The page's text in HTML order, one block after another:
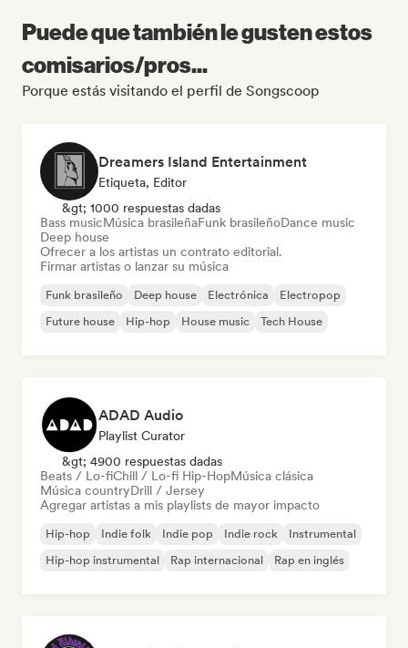
Puede que también le gusten estos
comisarios/pros...
Porque estás visitando el perfil de Songscoop
Dreamers Island Entertainment
Etiqueta, Editor
&gt; 1000 respuestas dadas
Bass musicMúsica brasileñaFunk brasileñoDance music
Deep house
Ofrecer a los artistas un contrato editorial.
Firmar artistas o lanzar su música
Funk brasileño Deep house Electrónica
Electropop
Future house
Hip-hop House music Tech House
ADAD Audio
Playlist Curator
&gt; 4900 respuestas dadas
Beats / Lo-fiChill / Lo-fi Hip-HopMúsica clásica
Música countryDrill / Jersey
Agregar artistas a mis playlists de mayor impacto
Hip-hop Indie folk Indie pop Indie rock
Instrumental
Hip-hop instrumental
Rap internacional Rap en inglés